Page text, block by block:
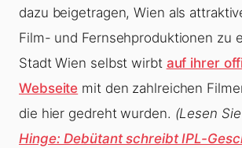
dazu beigetragen, Wien als
Film- und Fernsehproduktionen zu
Stadt Wien selbst wirbt auf ihrer
Webseite mit den zahlreichen
die hier gedreht wurden. (Lesen
Hinge: Debütant schreibt IPL-